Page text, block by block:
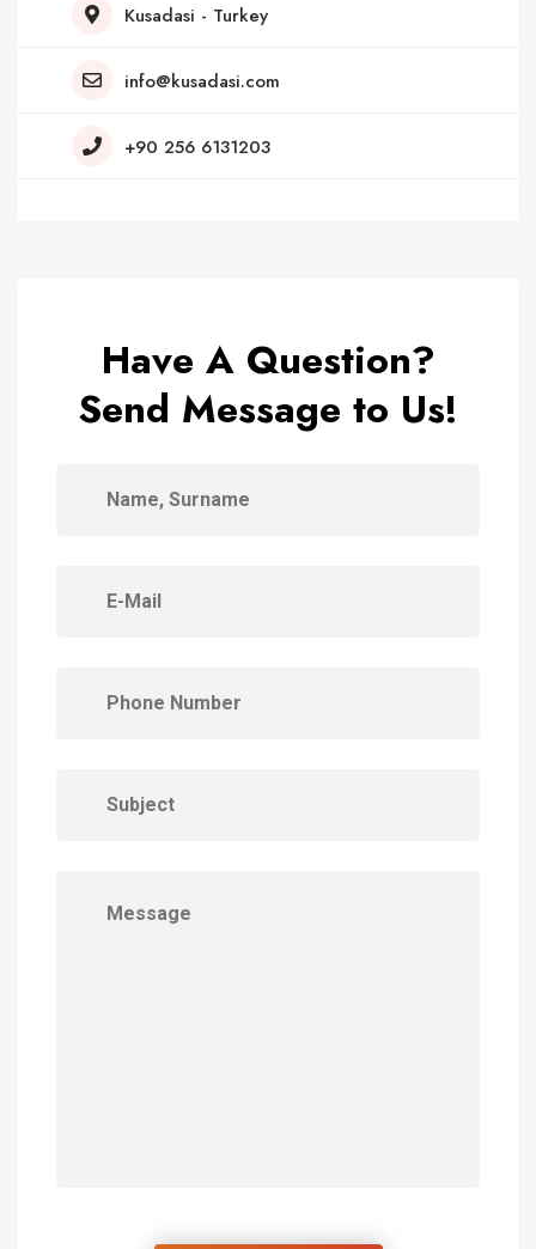
Kusadasi - Turkey
info@kusadasi.com
+90 256 6131203
Have A Question?
Send Message to Us!